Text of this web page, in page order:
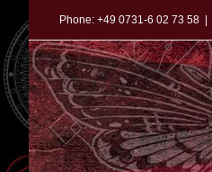
Inhalt
springen
Phone: +49 0731-6 02 73 58